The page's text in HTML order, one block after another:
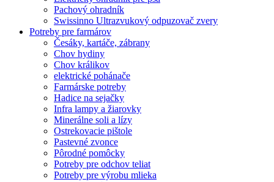
Pachový ohradník
Swissinno Ultrazvukový odpuzovač zvery
Potreby pre farmárov
Česáky, kartáče, zábrany
Chov hydiny
Chov králikov
elektrické pohánače
Farmárske potreby
Hadice na sejačky
Infra lampy a žiarovky
Minerálne soli a lízy
Ostrekovacie pištole
Pastevné zvonce
Pôrodné pomôcky
Potreby pre odchov teliat
Potreby pre výrobu mlieka